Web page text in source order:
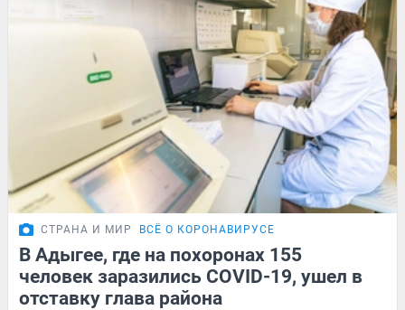
СТРАНА И МИР ВСЁ О КОРОНАВИРУСЕ
В Адыгее, где на похоронах 155
человек заразились COVID-19, ушел в
отставку глава района